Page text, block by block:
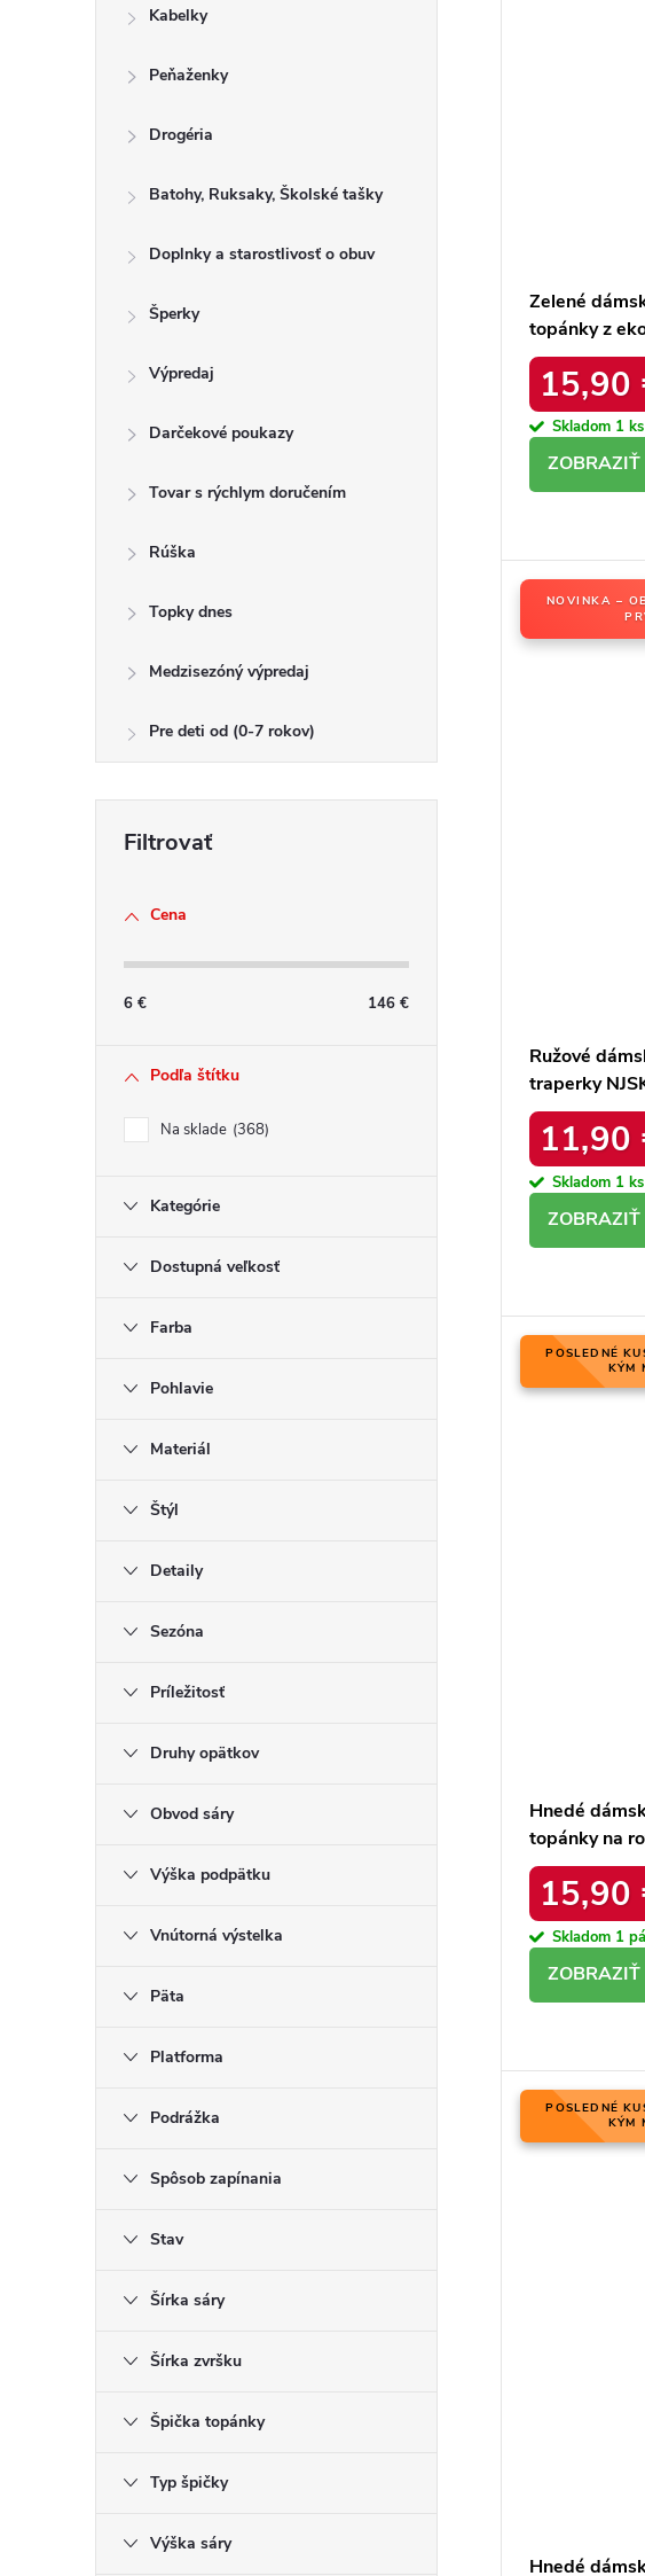
Kabelky
Peňaženky
Drogéria
Batohy, Ruksaky, Školské tašky
Doplnky a starostlivosť o obuv
Šperky
Výpredaj
Darčekové poukazy
Tovar s rýchlym doručením
Rúška
Topky dnes
Medzisezóný výpredaj
Pre deti od (0-7 rokov)
Cena
6 € 146 €
Podľa štítku
Na sklade 368
Kategórie
Dostupná veľkosť
Farba
Pohlavie
Materiál
Štýl
Detaily
Sezóna
Príležitosť
Druhy opätkov
Obvod sáry
Výška podpätku
Vnútorná výstelka
Päta
Platforma
Podrážka
Spôsob zapínania
Stav
Šírka sáry
Šírka zvršku
Špička topánky
Typ špičky
Výška sáry
Zelené
topánky z
hrubom
ozdobným
produktu
15,90
Skladom 1 ks
NOVINKA –
Ružové
traperky
11,90
Skladom 1 ks
POSLEDNÉ
KÝM
Hnedé
topánky na
kód produktu
15,90
Skladom 1
POSLEDNÉ
KÝM
Hnedé